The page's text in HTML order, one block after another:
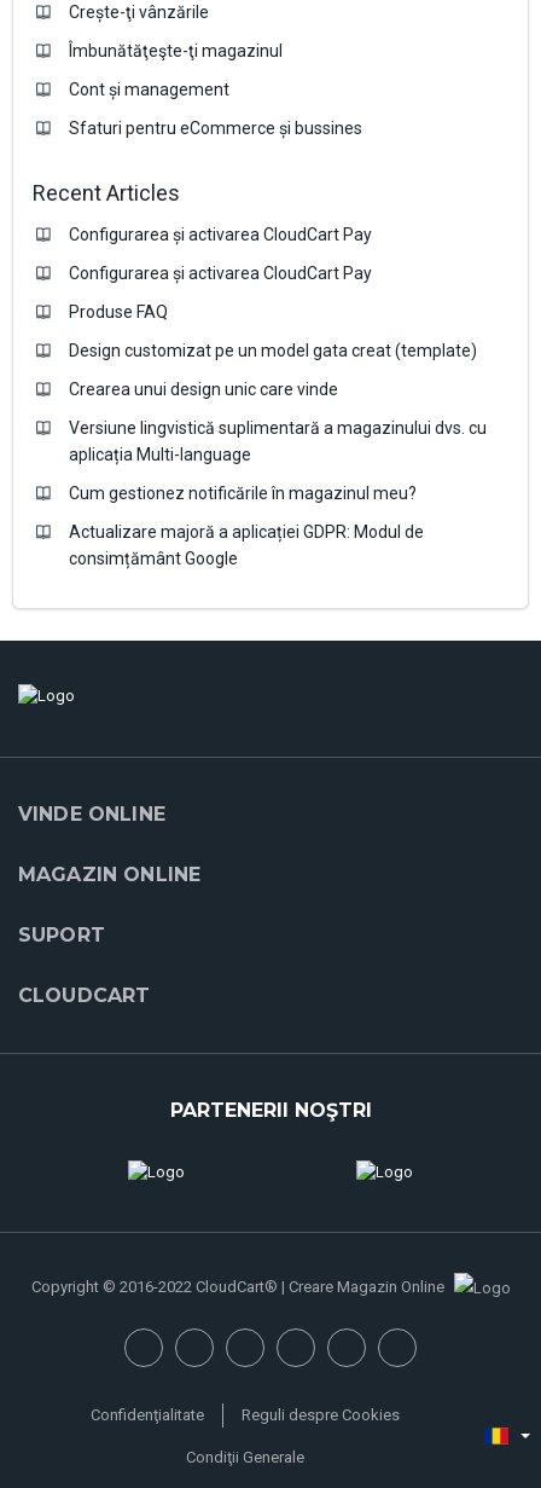
Crește-ţi vânzările
Îmbunătăţeşte-ţi magazinul
Cont și management
Sfaturi pentru eCommerce și bussines
Recent Articles
Configurarea și activarea CloudCart Pay
Configurarea și activarea CloudCart Pay
Produse FAQ
Design customizat pe un model gata creat (template)
Crearea unui design unic care vinde
Versiune lingvistică suplimentară a magazinului dvs. cu
aplicația Multi-language
Cum gestionez notificările în magazinul meu?
Actualizare majoră a aplicației GDPR: Modul de
consimțământ Google
VINDE ONLINE
MAGAZIN ONLINE
SUPORT
CLOUDCART
PARTENERII NOŞTRI
Copyright © 2016-2022 CloudCart® | Creare Magazin Online
Confidenţialitate Reguli despre Cookies
Condiţii Generale